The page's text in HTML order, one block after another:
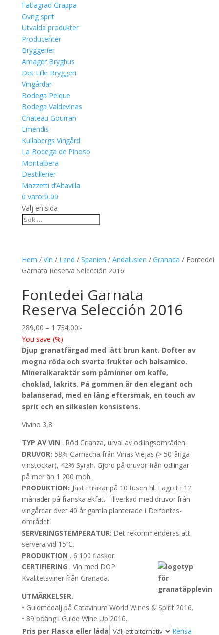
Fatlagrad Grappa
Övrig sprit
Utvalda produkter
Producenter
Bryggerier
Amager Bryghus
Det Lille Bryggeri
Vingårdar
Bodega Peique
Bodega Valdevinas
Chateau Gourran
Emendis
Kullabergs Vingård
La Bodega de Pinoso
Montalbera
Destillerier
Mazzetti d’Altavilla
0 varor0,00
Välj en sida
Hem / Vin / Land / Spanien / Andalusien / Granada / Fontedei
Garnata Reserva Selección 2016
Fontedei Garnata
Reserva Selección 2016
289,00 – 1.734,00Prisintervall:
till
1.734,00
:-
You save (%)
Djup granatfärgad med lätt brun kant. Dofter av
mogna röda och svarta frukter och balsamico.
Mineralkaraktär som påminner om kaffe,
choklad, lakrits. På gommen är den elegant och
balanserad, med en lång eftersmak, en touch av
sprit och en silkeslen konsistens.
Vivino 3,8
TYP AV VIN . Röd Crianza, urval av odlingsområden.
DRUVOR: 58% Garnacha från Viñas Viejas (> 50-åriga
vinstockar), 42% Syrah. Gjord på druvor från odlingar
på mer än 1 200 möh.
PRODUKTION: Jäst i träkar på 10 tusen hl. Lagrat i 12
månader på franska ekfat. Tillverkad med druvor från
vingårdar över 40 år gamla planterade i Deifontes-
området.
SERVERINGSTEMPERATUR: Det rekommenderas att
servera vid 15ºC.
PRODUKTION . 6 100 flaskor.
CERTIFIERING . Vin med DOP
Kvalitetsviner från Granada.
UTMÄRKELSER.
• Guldmedalj på Catavinum World Wines & Spirit 2016.
• 89 poäng i Guide Wine Up 2016.
Pris per Flaska eller låda
Rensa